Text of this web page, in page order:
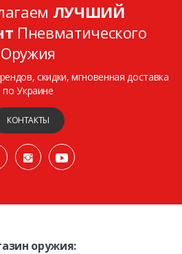
ЛУЧШИЙ
Пневматического
Оружия
скидки, мгновенная доставка
по Украине
КОНТАКТЫ
оружия: